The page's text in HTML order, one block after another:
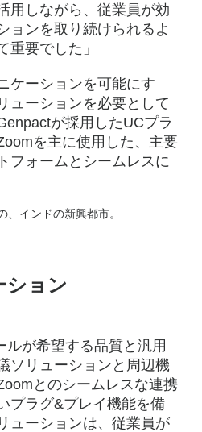
用しながら、従業員が効
ョンを取り続けられるよ
重要でした」
ケーションを可能にす
ューションを必要として
が採用したUCプラ
を主に使用した、主要
フォームとシームレスに
インドの新興都市。
ション
ルが希望する品質と汎用
ソリューションと周辺機
とのシームレスな連携
プラグ&プレイ機能を備
ューションは、従業員が